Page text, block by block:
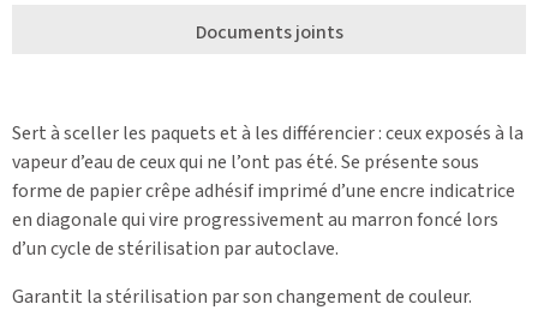
Documents joints
Sert à sceller les paquets et à les différencier : ceux exposés à la
vapeur d’eau de ceux qui ne l’ont pas été. Se présente sous
forme de papier crêpe adhésif imprimé d’une encre indicatrice
en diagonale qui vire progressivement au marron foncé lors
d’un cycle de stérilisation par autoclave.
Garantit la stérilisation par son changement de couleur.